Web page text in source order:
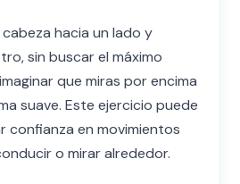
hacia un lado y
sin buscar el máximo
que miras por encima
suave. Este ejercicio puede
confianza en movimientos
o mirar alrededor.